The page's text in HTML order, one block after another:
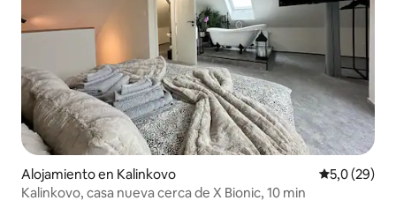
Alojamiento en Kalinkovo Calificación
5,0 (29)
Kalinkovo, casa nueva cerca de X Bionic, 10 min